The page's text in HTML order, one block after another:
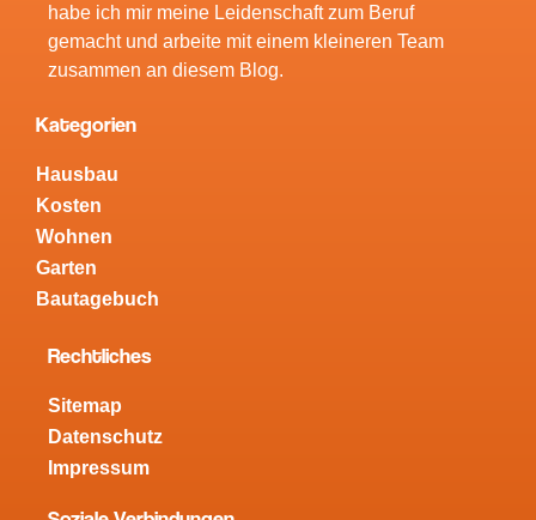
habe ich mir meine Leidenschaft zum Beruf
gemacht und arbeite mit einem kleineren Team
zusammen an diesem Blog.
Kategorien
Hausbau
Kosten
Wohnen
Garten
Bautagebuch
Rechtliches
Sitemap
Datenschutz
Impressum